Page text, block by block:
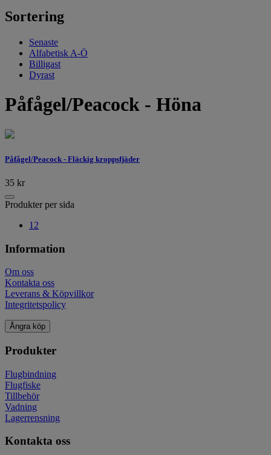
Sortering
Senaste
Alfabetisk A-Ö
Billigast
Dyrast
Påfågel/Peacock - Höna
Påfågel/Peacock - Fläckig kroppsfjäder
35 kr
Produkter per sida
12
Information
Om oss
Kontakta oss
Leverans & Köpvillkor
Integritetspolicy
Ångra köp
Produkter
Flugbindning
Flugfiske
Tillbehör
Vadning
Lagerrensning
Kontakta oss